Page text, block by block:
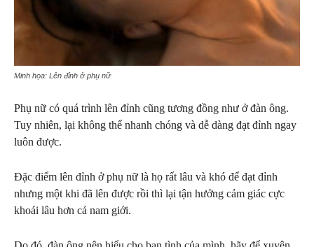
Minh họa: Lên đỉnh ở phụ nữ
Phụ nữ có quá trình lên đỉnh cũng tương đồng như ở đàn ông.
Tuy nhiên, lại không thể nhanh chóng và dễ dàng đạt đỉnh ngay
luôn được.
Đặc điểm lên đỉnh ở phụ nữ là họ rất lâu và khó để đạt đỉnh
nhưng một khi đã lên được rồi thì lại tận hưởng cảm giác cực
khoái lâu hơn cả nam giới.